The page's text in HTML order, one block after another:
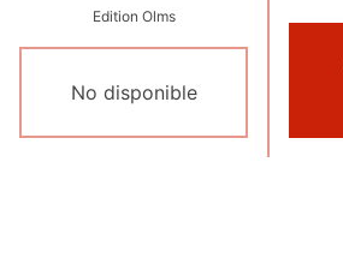
Edition Olms
No disponible